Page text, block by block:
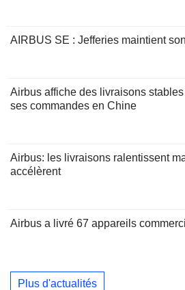
AIRBUS SE : Jefferies maintient
Airbus affiche des livraisons
ses commandes en Chine
Airbus: les livraisons ralentissent
accélèrent
Airbus a livré 67 appareils
Plus d'actualités